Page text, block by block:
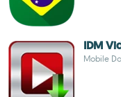
IDM
Mobile